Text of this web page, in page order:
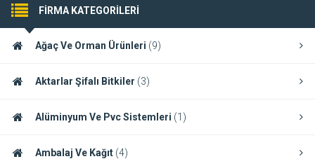
FİRMA KATEGORİLERİ
Ağaç Ve Orman Ürünleri (9)
Aktarlar Şifalı Bitkiler (3)
Alüminyum Ve Pvc Sistemleri (1)
Ambalaj Ve Kağıt (4)